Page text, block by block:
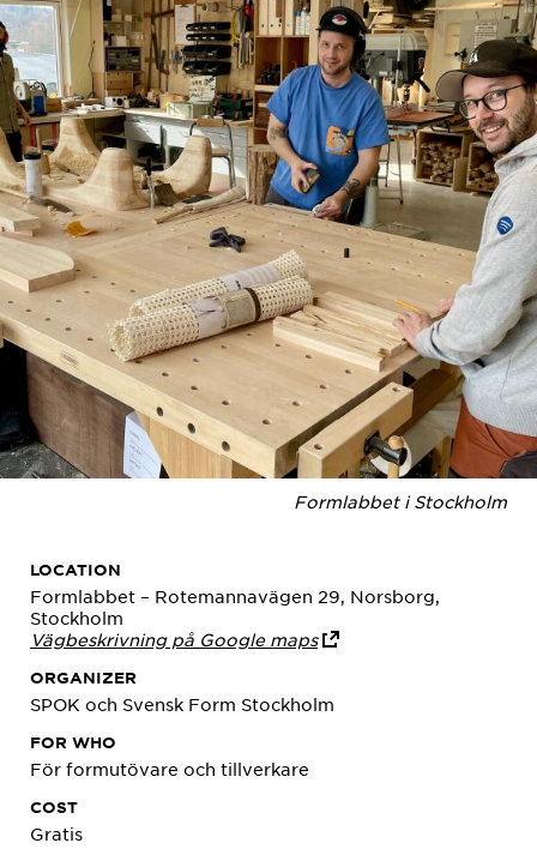
Formlabbet i Stockholm
LOCATION
Formlabbet – Rotemannavägen 29, Norsborg,
Stockholm
Vägbeskrivning på Google maps
ORGANIZER
SPOK och Svensk Form Stockholm
FOR WHO
För formutövare och tillverkare
COST
Gratis